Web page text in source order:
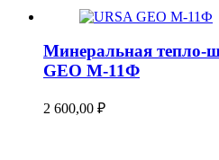
Минеральная тепло-
GEO М-11Ф
2 600,00 ₽